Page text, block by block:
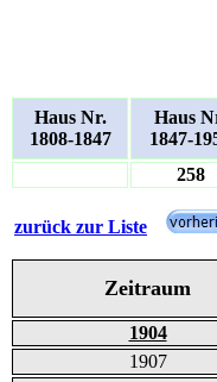
Haus Nr.
1808-1847
Haus
1847-
258
zurück zur Liste
Zeitraum
1904
1907